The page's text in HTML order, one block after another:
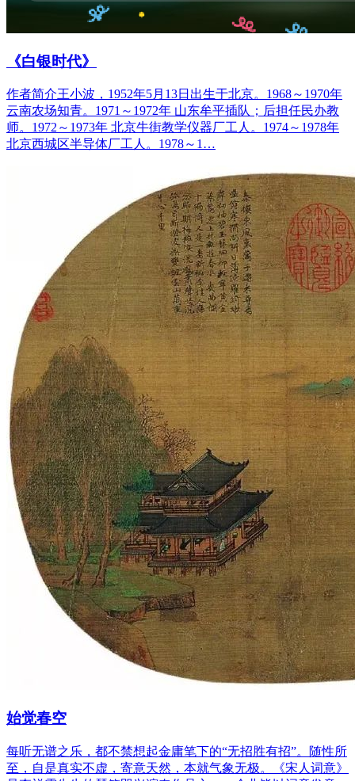
《白银时代》
作者简介王小波，1952年5月13日出生于北京。1968～1970年
云南农场知青。1971～1972年 山东牟平插队；后担任民办教
师。1972～1973年 北京牛街教学仪器厂工人。1974～1978年
北京西城区半导体厂工人。1978～1…
始觉春空
每听无谱之乐，都不禁想起金庸笔下的“无招胜有招”。随性所
至，自是真实不虚，寄意天然，本就气象无极。《宋人词意》